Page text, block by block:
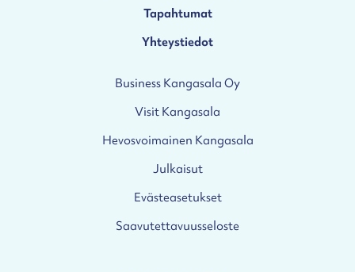
Tapahtumat
Yhteystiedot
Business Kangasala Oy
Visit Kangasala
Hevosvoimainen Kangasala
Julkaisut
Evästeasetukset
Saavutettavuusseloste